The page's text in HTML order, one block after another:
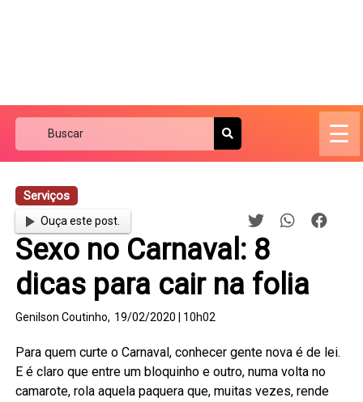
☰
Serviços
Ouça este post.
Sexo no Carnaval: 8
dicas para cair na folia
Genilson Coutinho, 19/02/2020 | 10h02
Para quem curte o Carnaval, conhecer gente nova é de lei.
E é claro que entre um bloquinho e outro, numa volta no
camarote, rola aquela paquera que, muitas vezes, rende